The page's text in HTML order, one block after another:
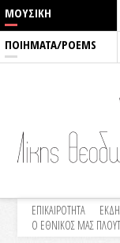
ΜΟΥΣΙΚΗ
ΠΟΙΗΜΑΤΑ/POEMS
ΕΠΙΚΑΙΡΟΤΗΤΑ
Ο ΕΘΝΙΚΟΣ ΜΑΣ